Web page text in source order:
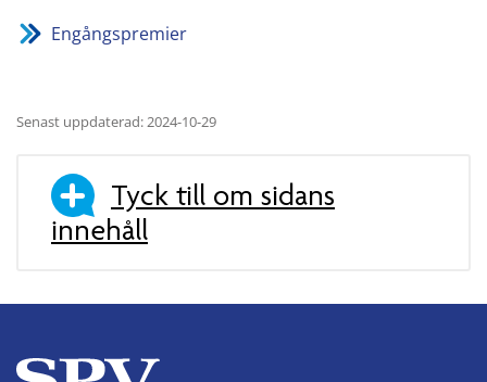
Engångspremier
Senast uppdaterad: 2024-10-29
Tyck till om sidans
innehåll